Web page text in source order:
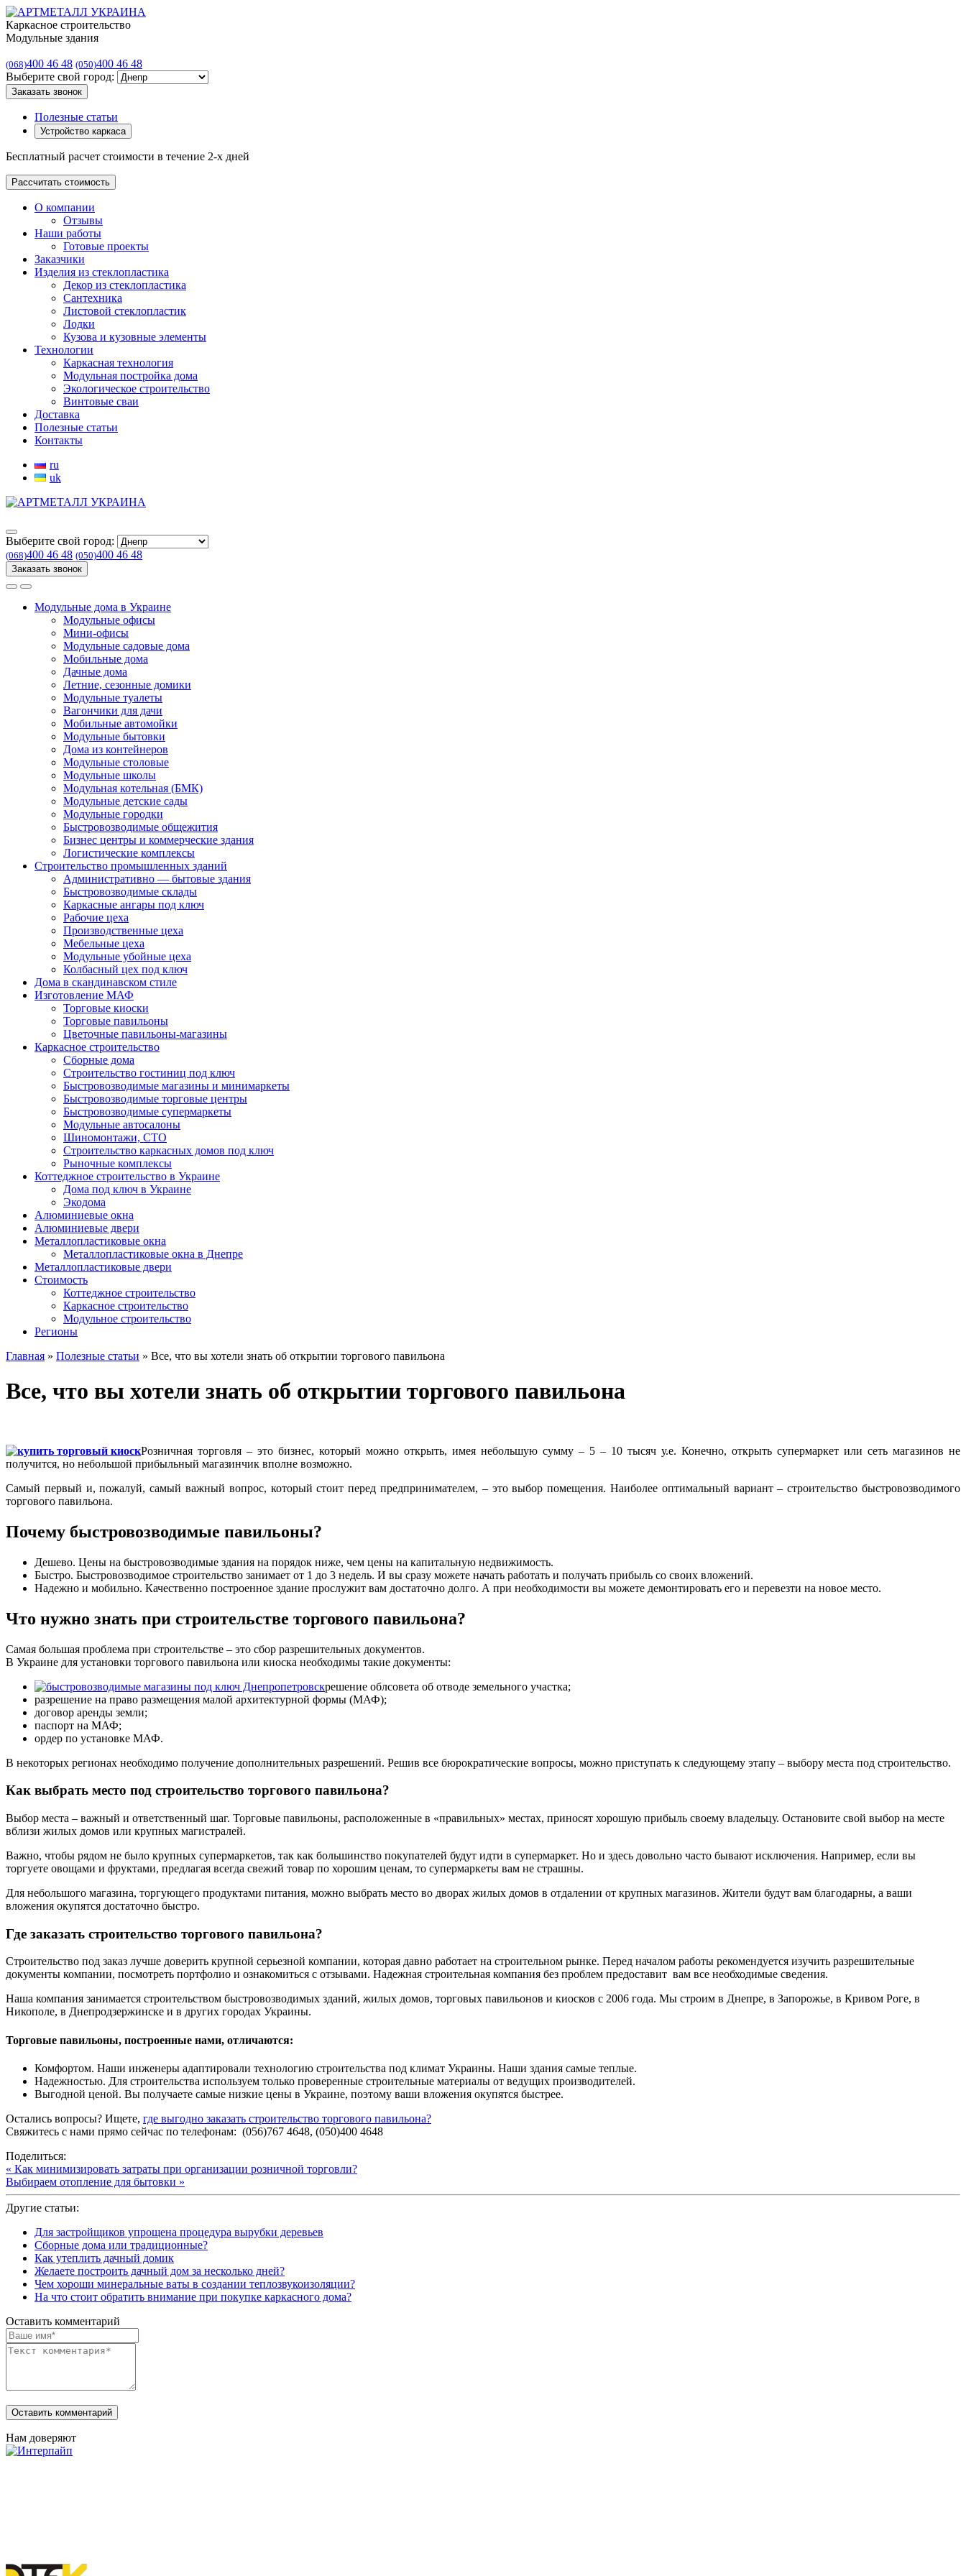
Каркасное строительство
Модульные здания
(068)400 46 48 (050)400 46 48
Выберите свой город:
Заказать звонок
Полезные статьи
Устройство каркаса
Бесплатный расчет стоимости в течение 2-х дней
Рассчитать стоимость
О компании
Отзывы
Наши работы
Готовые проекты
Заказчики
Изделия из стеклопластика
Декор из стеклопластика
Сантехника
Листовой стеклопластик
Лодки
Кузова и кузовные элементы
Технологии
Каркасная технология
Модульная постройка дома
Экологическое строительство
Винтовые сваи
Доставка
Полезные статьи
Контакты
ru
uk
Выберите свой город:
(068)400 46 48 (050)400 46 48
Заказать звонок
Модульные дома в Украине
Модульные офисы
Мини-офисы
Модульные садовые дома
Мобильные дома
Дачные дома
Летние, сезонные домики
Модульные туалеты
Вагончики для дачи
Мобильные автомойки
Модульные бытовки
Дома из контейнеров
Модульные столовые
Модульные школы
Модульная котельная (БМК)
Модульные детские сады
Модульные городки
Быстровозводимые общежития
Бизнес центры и коммерческие здания
Логистические комплексы
Строительство промышленных зданий
Административно — бытовые здания
Быстровозводимые склады
Каркасные ангары под ключ
Рабочие цеха
Производственные цеха
Мебельные цеха
Модульные убойные цеха
Колбасный цех под ключ
Дома в скандинавском стиле
Изготовление МАФ
Торговые киоски
Торговые павильоны
Цветочные павильоны-магазины
Каркасное строительство
Сборные дома
Строительство гостиниц под ключ
Быстровозводимые магазины и минимаркеты
Быстровозводимые торговые центры
Быстровозводимые супермаркеты
Модульные автосалоны
Шиномонтажи, СТО
Строительство каркасных домов под ключ
Рыночные комплексы
Коттеджное строительство в Украине
Дома под ключ в Украине
Экодома
Алюминиевые окна
Алюминиевые двери
Металлопластиковые окна
Металлопластиковые окна в Днепре
Металлопластиковые двери
Стоимость
Коттеджное строительство
Каркасное строительство
Модульное строительство
Регионы
Главная » Полезные статьи » Все, что вы хотели знать об открытии торгового павильона
Все, что вы хотели знать об открытии торгового павильона
Розничная торговля – это бизнес, который можно открыть, имея небольшую сумму – 5 – 10 тысяч у.е. Конечно, открыть супермаркет или сеть магазинов не
получится, но небольшой прибыльный магазинчик вполне возможно.
Самый первый и, пожалуй, самый важный вопрос, который стоит перед предпринимателем, – это выбор помещения. Наиболее оптимальный вариант – строительство быстровозводимого
торгового павильона.
Почему быстровозводимые павильоны?
Дешево. Цены на быстровозводимые здания на порядок ниже, чем цены на капитальную недвижимость.
Быстро. Быстровозводимое строительство занимает от 1 до 3 недель. И вы сразу можете начать работать и получать прибыль со своих вложений.
Надежно и мобильно. Качественно построенное здание прослужит вам достаточно долго. А при необходимости вы можете демонтировать его и перевезти на новое место.
Что нужно знать при строительстве торгового павильона?
Самая большая проблема при строительстве – это сбор разрешительных документов.
В Украине для установки торгового павильона или киоска необходимы такие документы:
решение облсовета об отводе земельного участка;
разрешение на право размещения малой архитектурной формы (МАФ);
договор аренды земли;
паспорт на МАФ;
ордер по установке МАФ.
В некоторых регионах необходимо получение дополнительных разрешений. Решив все бюрократические вопросы, можно приступать к следующему этапу – выбору места под строительство.
Как выбрать место под строительство торгового павильона?
Выбор места – важный и ответственный шаг. Торговые павильоны, расположенные в «правильных» местах, приносят хорошую прибыль своему владельцу. Остановите свой выбор на месте
вблизи жилых домов или крупных магистралей.
Важно, чтобы рядом не было крупных супермаркетов, так как большинство покупателей будут идти в супермаркет. Но и здесь довольно часто бывают исключения. Например, если вы
торгуете овощами и фруктами, предлагая всегда свежий товар по хорошим ценам, то супермаркеты вам не страшны.
Для небольшого магазина, торгующего продуктами питания, можно выбрать место во дворах жилых домов в отдалении от крупных магазинов. Жители будут вам благодарны, а ваши
вложения окупятся достаточно быстро.
Где заказать строительство торгового павильона?
Строительство под заказ лучше доверить крупной серьезной компании, которая давно работает на строительном рынке. Перед началом работы рекомендуется изучить разрешительные
документы компании, посмотреть портфолио и ознакомиться с отзывами. Надежная строительная компания без проблем предоставит вам все необходимые сведения.
Наша компания занимается строительством быстровозводимых зданий, жилых домов, торговых павильонов и киосков с 2006 года. Мы строим в Днепре, в Запорожье, в Кривом Роге, в
Никополе, в Днепродзержинске и в других городах Украины.
Торговые павильоны, построенные нами, отличаются:
Комфортом. Наши инженеры адаптировали технологию строительства под климат Украины. Наши здания самые теплые.
Надежностью. Для строительства используем только проверенные строительные материалы от ведущих производителей.
Выгодной ценой. Вы получаете самые низкие цены в Украине, поэтому ваши вложения окупятся быстрее.
Остались вопросы? Ищете, где выгодно заказать строительство торгового павильона?
Свяжитесь с нами прямо сейчас по телефонам: (056)767 4648, (050)400 4648
Поделиться:
« Как минимизировать затраты при организации розничной торговли?
Выбираем отопление для бытовки »
Другие статьи:
Для застройщиков упрощена процедура вырубки деревьев
Сборные дома или традиционные?
Как утеплить дачный домик
Желаете построить дачный дом за несколько дней?
Чем хороши минеральные ваты в создании теплозвукоизоляции?
На что стоит обратить внимание при покупке каркасного дома?
Оставить комментарий
Нам доверяют